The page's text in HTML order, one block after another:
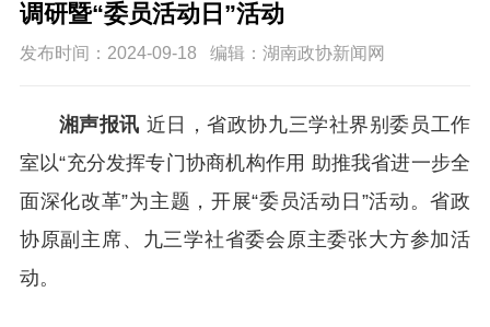
调研暨“委员活动日”活动
发布时间：2024-09-18 编辑：湖南政协新闻网
湘声报讯 近日，省政协九三学社界别委员工作
室以“充分发挥专门协商机构作用 助推我省进一步全
面深化改革”为主题，开展“委员活动日”活动。省政
协原副主席、九三学社省委会 原主委张大方参加活
动。